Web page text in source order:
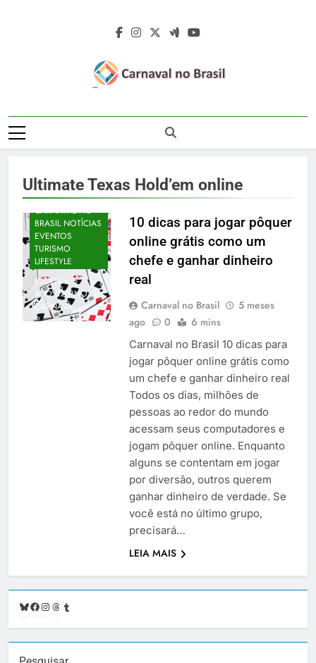
Carnaval No
Brasil 2027 –
2027 – Desfile
Das Escolas De
Samba
Rua 2027 – Desfile Das Escolas De
Samba – Fotos Carnaval 2026 – Blocos
Rainhas De Bateria – Famosos No
Carnaval
Ultimate Texas Hold’em online
CARNAVAL NO
BRASIL NOTÍCIAS
EVENTOS
TURISMO
LIFESTYLE
JOGOS E
APOSTAS NO
CARNAVAL
10 dicas para jogar pôquer
online grátis como um
chefe e ganhar dinheiro
real
Carnaval no Brasil
5 meses
ago
0 6 mins
Carnaval no Brasil 10 dicas para
jogar pôquer online grátis como
um chefe e ganhar dinheiro real
Todos os dias, milhões de
pessoas ao redor do mundo
acessam seus computadores e
jogam pôquer online. Enquanto
alguns se contentam em jogar
por diversão, outros querem
ganhar dinheiro de verdade. Se
você está no último grupo,
precisará…
LEIA MAIS
Bluesky
Facebook
Instagram
Threads